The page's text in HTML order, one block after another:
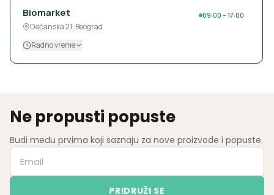
Biomarket
Dečanska 21, Beograd
09:00 – 17:00
Radno vreme
Ne propusti popuste
Budi među prvima koji saznaju za nove proizvode i popuste.